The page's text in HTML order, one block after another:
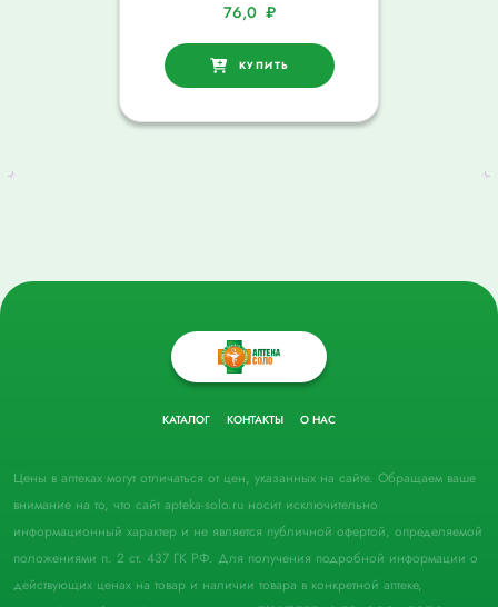
76,0 ₽
КУПИТЬ
КАТАЛОГ КОНТАКТЫ О НАС
Цены в аптеках могут отличаться от цен, указанных на сайте. Обращаем ваше
внимание на то, что сайт apteka-solo.ru носит исключительно
информационный характер и не является публичной офертой, определяемой
положениями п. 2 ст. 437 ГК РФ. Для получения подробной информации о
действующих ценах на товар и наличии товара в конкретной аптеке,